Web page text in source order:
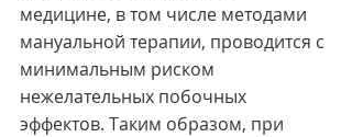
медицине, в том числе методами
мануальной терапии, проводится с
минимальным риском
нежелательных побочных
эффектов. Таким образом, при